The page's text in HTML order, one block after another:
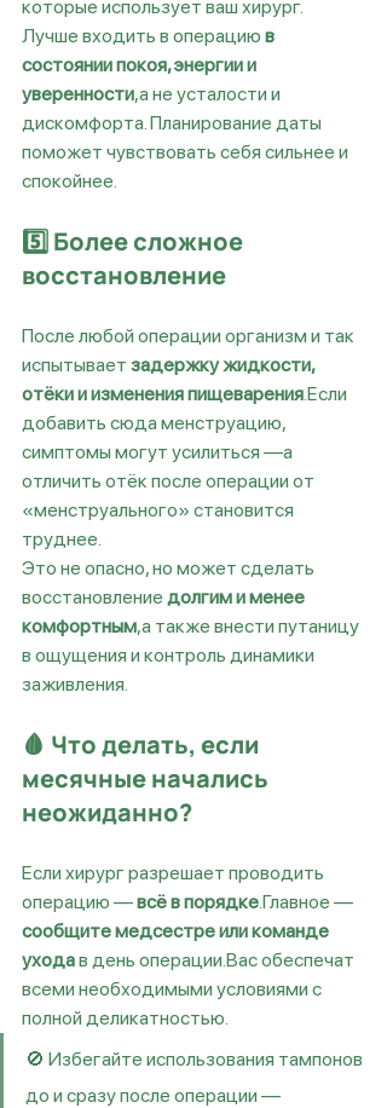
которые использует ваш хирург.
Лучше входить в операцию в
состоянии покоя, энергии и
уверенности,а не усталости и
дискомфорта. Планирование даты
поможет чувствовать себя сильнее и
спокойнее.
5️⃣ Более сложное
восстановление
После любой операции организм и так
испытывает задержку жидкости,
отёки и изменения пищеварения.Если
добавить сюда менструацию,
симптомы могут усилиться —а
отличить отёк после операции от
«менструального» становится
труднее.
Это не опасно, но может сделать
восстановление долгим и менее
комфортным,а также внести путаницу
в ощущения и контроль динамики
заживления.
🩸 Что делать, если
месячные начались
неожиданно?
Если хирург разрешает проводить
операцию — всё в порядке.Главное —
сообщите медсестре или команде
ухода в день операции.Вас обеспечат
всеми необходимыми условиями с
полной деликатностью.
🚫 Избегайте использования тампонов
до и сразу после операции —